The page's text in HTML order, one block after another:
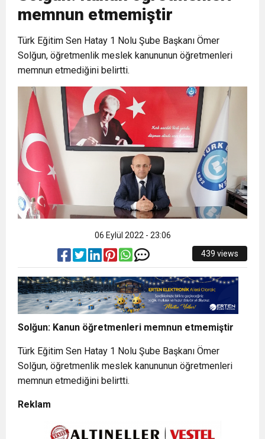
Cumhuriyet, Türk Milletinin Özgürlük
ve Onur Nişanesidir
6:19
CUMHURİYET BAYRAMI MESAJI
17:36 KURUMLAR VERGİSİ ERTELENDİ
1:00 İTSO İŞ-KUR SGK TOPLANTI
DUYURUSU
21:40 CEYLANDERE’DE BAŞKAN EMRAH
KARAÇAY’A SEVGİ SELİ
18:22 BAŞKAN SAMİ ÜSTÜN’DEN
GÖNÜLLERE DOKUNAN ZİYARET
memnun etmemiştir
Türk Eğitim Sen Hatay 1 Nolu Şube Başkanı Ömer
Solğun, öğretmenlik meslek kanununun öğretmenleri
memnun etmediğini belirtti.
06 Eylül 2022 - 23:06
439 views
Solğun: Kanun öğretmenleri memnun etmemiştir
Türk Eğitim Sen Hatay 1 Nolu Şube Başkanı Ömer
Solğun, öğretmenlik meslek kanununun öğretmenleri
memnun etmediğini belirtti.
Reklam